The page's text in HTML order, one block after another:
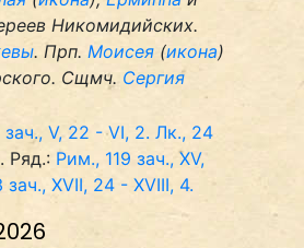
Никомидийских.
. Прп. Моисея(икона)
Сщмч. Сергия
зач., V, 22 - VI, 2. Лк., 24
. Ряд.: Рим., 119 зач., XV,
XVII, 24 - XVIII, 4.